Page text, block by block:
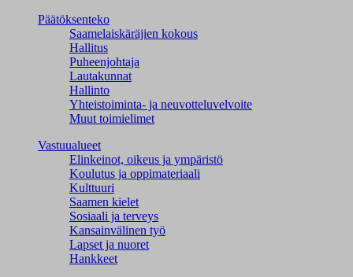
Päätöksenteko
Saamelaiskäräjien kokous
Hallitus
Puheenjohtaja
Lautakunnat
Hallinto
Yhteistoiminta- ja neuvotteluvelvoite
Muut toimielimet
Vastuualueet
Elinkeinot, oikeus ja ympäristö
Koulutus ja oppimateriaali
Kulttuuri
Saamen kielet
Sosiaali ja terveys
Kansainvälinen työ
Lapset ja nuoret
Hankkeet